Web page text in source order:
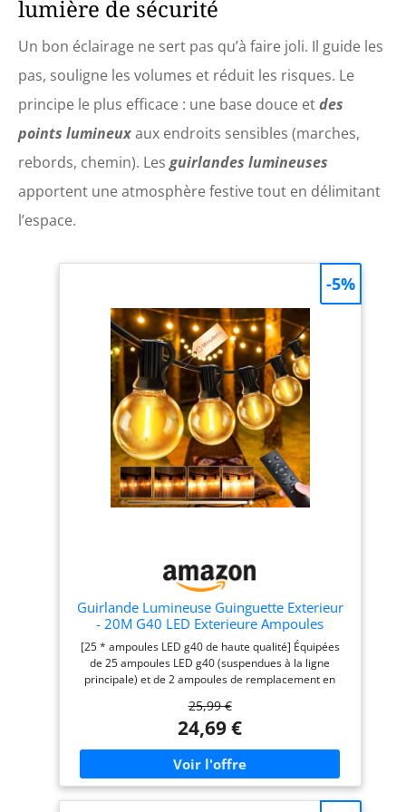
lumière de sécurité
Un bon éclairage ne sert pas qu’à faire joli. Il guide les
pas, souligne les volumes et réduit les risques. Le
principe le plus efficace : une base douce etdes
points lumineuxaux endroits sensibles (marches,
rebords, chemin). Les guirlandes lumineuses
apportent une atmosphère festive tout en délimitant
l’espace.
Guirlande Lumineuse Guinguette Exterieur
- 20M G40 LED Exterieure Ampoules
[25 * ampoules LED g40 de haute qualité] Équipées
de 25 ampoules LED g40 (suspendues à la ligne
principale) et de 2 ampoules de remplacement en
translucides et incassables, elles sont plus sûres et
durables que les ampoules en verre traditionnelles.
de type standard et peut donc être facilement
remplacée. [Impermeabile IP44, Sicuro, Risparmio
Energetico] Led luci da esterno giardino
25,99 €
24,69 €
-5%